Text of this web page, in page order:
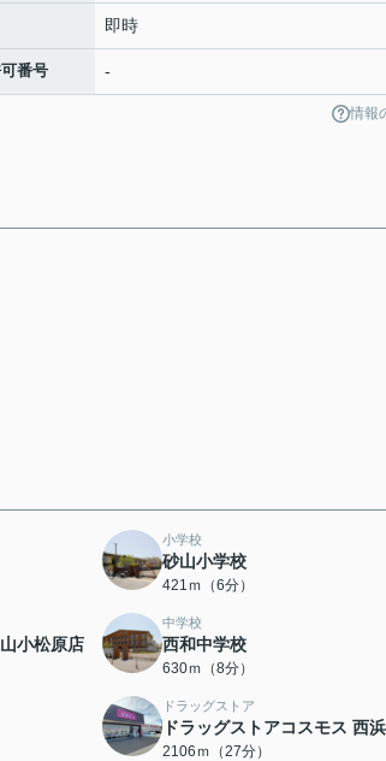
即時
番号 -
情報
小学校
砂山小学校
421ｍ（6分）
小松原店
中学校
西和中学校
630ｍ（8分）
ドラッグストア
ドラッグストアコスモス 西
2106ｍ（27分）